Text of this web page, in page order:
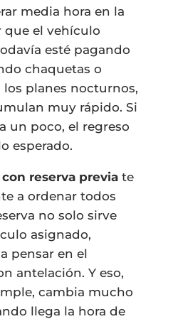
media hora en la
que el vehículo
esté pagando
chaquetas o
los planes nocturnos,
muy rápido. Si
un poco, el regreso
esperado.
reserva previate
a ordenar todos
no solo sirve
asignado,
pensar en el
antelación. Y eso,
cambia mucho
llega la hora de